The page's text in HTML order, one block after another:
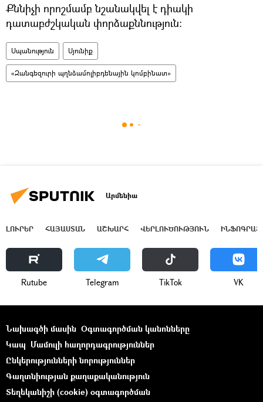
Քննիչի որոշմամբ նշանակվել է դիակի
դատաբժշկական փորձաքննություն:
Սպանություն Սյունիք
«Զանգեզուրի պղնձամոլիբդենային կոմբինատ»
Արմենիա
ԼՈՒՐԵՐ ՀԱՅԱՍՏԱՆ ԱՇԽԱՐՀ ՎԵՐԼՈՒԾՈՒԹՅՈՒՆ
Rutube Telegram ТikТоk VK
Նախագծի մասին Օգտագործման կանոնները
Կապ Մամուլի հաղորդագրություններ
Ընկերությունների նորություններ
Գաղտնիության քաղաքականություն
Տեղեկանիշի (cookie) օգտագործման